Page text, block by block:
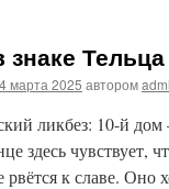
знаке
марта 2025 автором
ликбез: 10-й дом
здесь чувствует,
рвётся к славе. Оно